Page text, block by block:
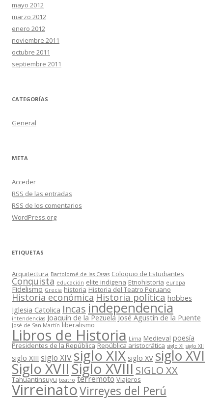
mayo 2012
marzo 2012
enero 2012
noviembre 2011
octubre 2011
septiembre 2011
CATEGORÍAS
General
META
Acceder
RSS de las entradas
RSS de los comentarios
WordPress.org
ETIQUETAS
Arquitectura Bartolomé de las Casas Coloquio de Estudiantes
Conquista educación elite indigena Etnohistoria europa
Fidelismo Grecia historia Historia del Teatro Peruano
Historia económica Historia política hobbes
Iglesia Catolica Incasindependencia
intendencias Joaquín de la Pezuela José Agustín de la Puente
José de San Martín liberalismo
Libros de Historia Lima Medieval poesía
Presidentes de la República República aristocrática siglo XI siglo XII
siglo XIII siglo XIV siglo XIX siglo XV siglo XVI
Siglo XVIISiglo XVIIISIGLO XX
Tahuantinsuyu teatro terremoto Viajeros
VirreinatoVirreyes del Perú